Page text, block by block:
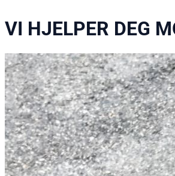
VI HJELPER DEG